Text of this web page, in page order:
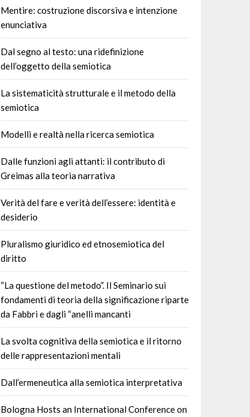
Mentire: costruzione discorsiva e intenzione
enunciativa
Dal segno al testo: una ridefinizione
dell’oggetto della semiotica
La sistematicità strutturale e il metodo della
semiotica
Modelli e realtà nella ricerca semiotica
Dalle funzioni agli attanti: il contributo di
Greimas alla teoria narrativa
Verità del fare e verità dell’essere: identità e
desiderio
Pluralismo giuridico ed etnosemiotica del
diritto
“La questione del metodo”. Il Seminario sui
fondamenti di teoria della significazione riparte
da Fabbri e dagli “anelli mancanti
La svolta cognitiva della semiotica e il ritorno
delle rappresentazioni mentali
Dall’ermeneutica alla semiotica interpretativa
Bologna Hosts an International Conference on